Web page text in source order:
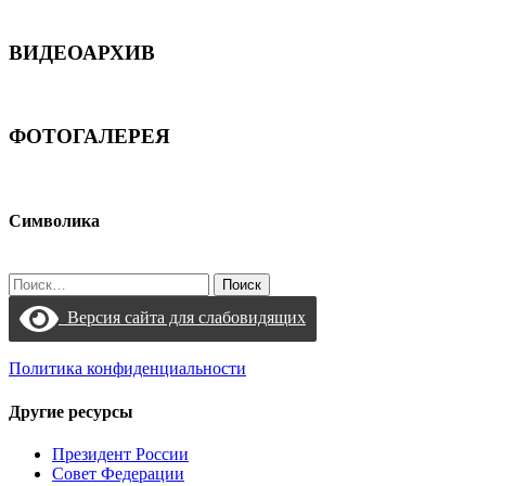
ВИДЕОАРХИВ
ФОТОГАЛЕРЕЯ
Символика
Найти:
Версия сайта для слабовидящих
Политика конфиденциальности
Другие ресурсы
Президент России
Совет Федерации